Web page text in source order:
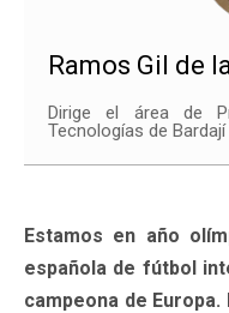
Ramos Gil de
Dirige el área de
Tecnologías de
Estamos en año
española de fútbol
campeona de